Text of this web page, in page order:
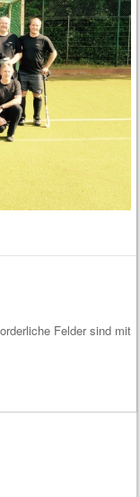
Felder sind mit